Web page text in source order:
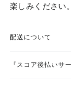
楽しみください。
配送について
『スコア後払いサ